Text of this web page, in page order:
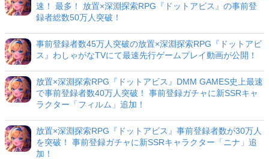
速！ 最多！ 放置×深淵探索RPG『ドットアビス』の事前登
録者総数50万人突破！
事前登録者数45万人突破の放置×深淵探索RPG『ドットアビ
ス』わしゃがなTVにて最速先行ゲームプレイ動画が公開！
放置×深淵探索RPG『ドットアビス』DMM GAMES史上最速
で事前登録者数40万人突破！ 事前登録ガチャに新SSRキャ
ラクター「フィルム」追加！
放置×深淵探索RPG『ドットアビス』事前登録者数が30万人
を突破！ 事前登録ガチャに新SSRキャラクター「ニナ」追
加！